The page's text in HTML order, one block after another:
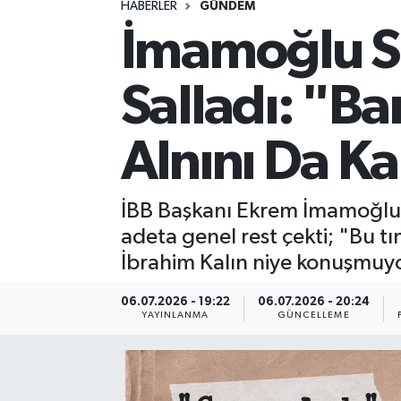
HABERLER GÜNDEM
İmamoğlu
Salladı:
Alnını Da
İBB Başkanı Ekrem
adeta genel rest çekti; "Bu
İbrahim Kalın niye
06.07.2026 - 19:22
YAYINLANMA
06.07.2026 - 20:24
GÜNCELLEME